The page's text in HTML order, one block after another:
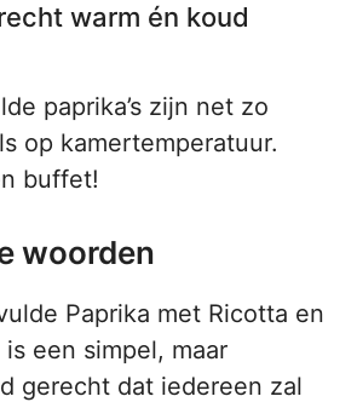
warm én koud
paprika’s zijn net zo
op kamertemperatuur.
buffet!
woorden
Paprika met Ricotta en
een simpel, maar
gerecht dat iedereen zal